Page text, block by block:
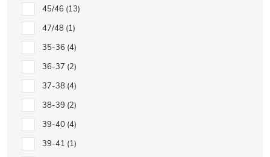
45/46 13
47/48 1
35-36 4
36-37 2
37-38 4
38-39 2
39-40 4
39-41 1